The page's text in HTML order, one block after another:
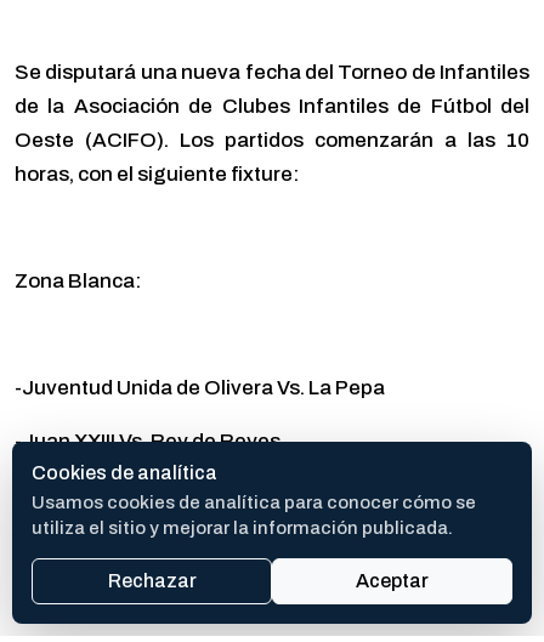
Se disputará una nueva fecha del Torneo de Infantiles
de la Asociación de Clubes Infantiles de Fútbol del
Oeste (ACIFO). Los partidos comenzarán a las 10
horas, con el siguiente fixture:
Zona Blanca:
-Juventud Unida de Olivera Vs. La Pepa
-Juan XXIII Vs. Rey de Reyes
-El Mirador Vs. San Lorenzo
-Defensores de General Rodríguez Vs. San Pedro
Cookies de analítica
Usamos cookies de analítica para conocer cómo se
utiliza el sitio y mejorar la información publicada.
Rechazar Aceptar